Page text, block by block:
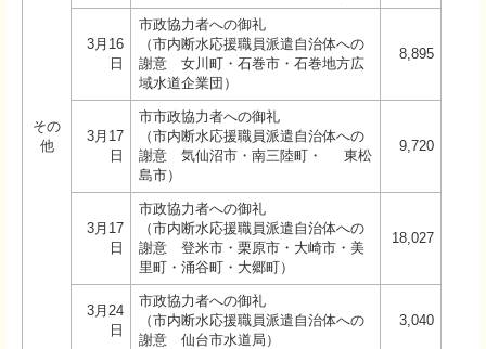
その
他
3月16
日
市政協力者への御礼
（市内断水応援職員派遣自治体への
謝意 女川町・石巻市・石巻地方広
域水道企業団）
8,895
3月17
日
市市政協力者への御礼
（市内断水応援職員派遣自治体への
謝意 気仙沼市・南三陸町・ 東松
島市）
9,720
3月17
日
市政協力者への御礼
（市内断水応援職員派遣自治体への
謝意 登米市・栗原市・大崎市・美
里町・涌谷町・大郷町）
18,027
3月24
日
市政協力者への御礼
（市内断水応援職員派遣自治体への
謝意 仙台市水道局）
3,040